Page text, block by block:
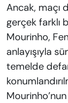
Ancak, maçı
gerçek farklı
Mourinho,
anlayışıyla
temelde